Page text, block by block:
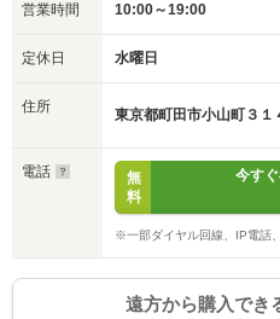
営業時間 10:00～19:00
定休日 水曜日
住所 東京都町田市小山町３１
電話
無
料
今す
※一部ダイヤル回線、IP電話
遠方から購入でき